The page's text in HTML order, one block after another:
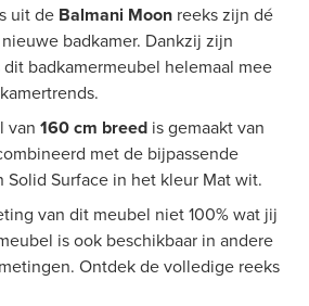
uit de Balmani Moon reeks zijn dé
badkamer. Dankzij zijn
dit badkamermeubel helemaal mee
van 160 cm breed is gemaakt van
met de bijpassende
Surface in het kleur Mat wit.
van dit meubel niet 100% wat jij
is ook beschikbaar in andere
Ontdek de volledige reeks